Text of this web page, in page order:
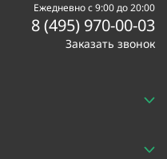
Ежедневно с 9:00 до 20:00
8 (495) 970-00-03
Заказать звонок